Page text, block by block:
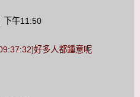
下午11:50
好多人都鍾意呢